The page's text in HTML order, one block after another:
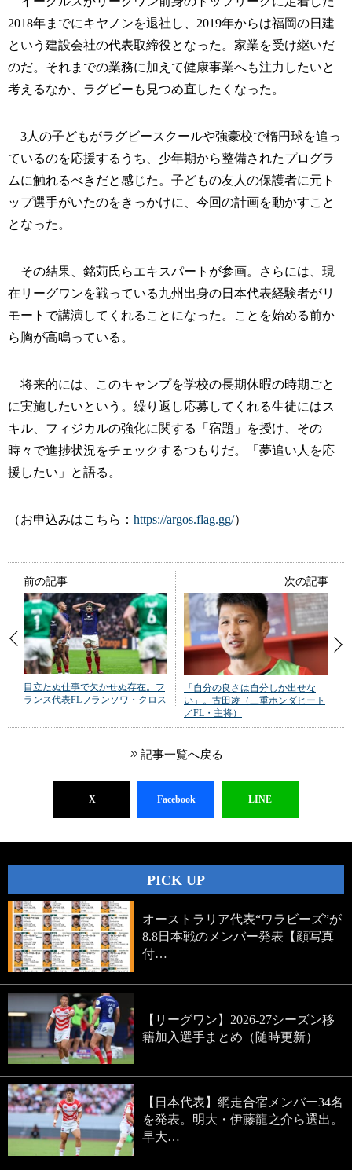
2018年までにキヤノンを退社し、2019年からは福岡の日建
という建設会社の代表取締役となった。家業を受け継いだ
のだ。それまでの業務に加えて健康事業へも注力したいと
考えるなか、ラグビーも見つめ直したくなった。
3人の子どもがラグビースクールや強豪校で楕円球を追っ
ているのを応援するうち、少年期から整備されたプログラ
ムに触れるべきだと感じた。子どもの友人の保護者に元ト
ップ選手がいたのをきっかけに、今回の計画を動かすこと
となった。
その結果、銘苅氏らエキスパートが参画。さらには、現
在リーグワンを戦っている九州出身の日本代表経験者がリ
モートで講演してくれることになった。ことを始める前か
ら胸が高鳴っている。
将来的には、このキャンプを学校の長期休暇の時期ごと
に実施したいという。繰り返し応募してくれる生徒にはス
キル、フィジカルの強化に関する「宿題」を授け、その
時々で進捗状況をチェックするつもりだ。「夢追い人を応
援したい」と語る。
（お申込みはこちら： https://argos.flag.gg/）
前の記事
目立たぬ仕事で欠かせぬ存在。フ
ランス代表FLフランソワ・クロス
次の記事
「自分の良さは自分しか出せな
い」。古田凌（三重ホンダヒート
／FL・主将）
記事一覧へ戻る
X Facebook LINE
PICK UP
オーストラリア代表“ワラビーズ”が
8.8日本戦のメンバー発表【顔写真
付…
【リーグワン】2026-27シーズン移
籍加入選手まとめ（随時更新）
【日本代表】網走合宿メンバー34名
を発表。明大・伊藤龍之介ら選出。
早大…